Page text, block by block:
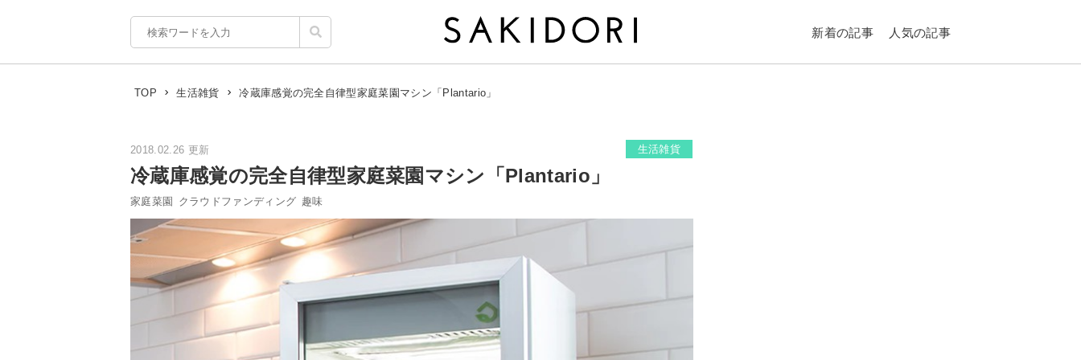
新着の記事 人気の記事
TOP 生活雑貨 冷蔵庫感覚の完全自律型家庭菜園マシン「Plantario」
2018.02.26 更新 生活雑貨
冷蔵庫感覚の完全自律型家庭菜園マシン「Plantario」
家庭菜園 クラウドファンディング 趣味